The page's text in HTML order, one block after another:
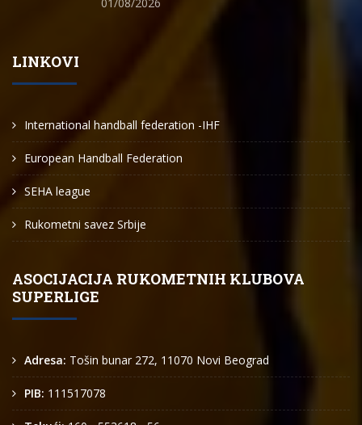
LINKOVI
International handball federation -IHF
European Handball Federation
SEHA league
Rukometni savez Srbije
ASOCIJACIJA RUKOMETNIH KLUBOVA
SUPERLIGE
Adresa: Tošin bunar 272, 11070 Novi Beograd
PIB: 111517078